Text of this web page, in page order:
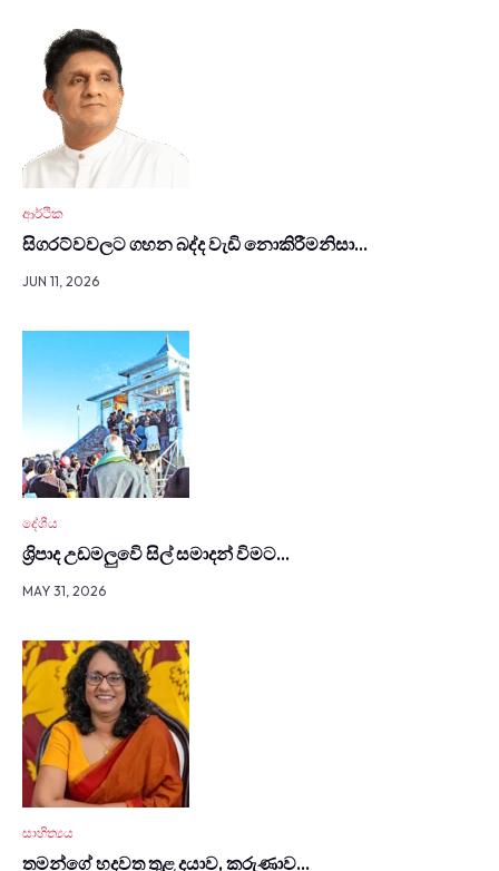
ආර්ථික
සිග­රට්වවලට ගහන බද්ද වැඩි නොකි­රී­මනිසා…
JUN 11, 2026
දේශීය
ශ්‍රිපාද උඩමලුවෙි සිල් සමාදන් විමට…
MAY 31, 2026
සාහිත්‍යය
තමන්ගේ හදවත තුළ දයාව, කරුණාව…